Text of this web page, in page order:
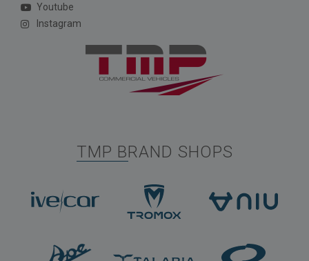
Youtube
Instagram
TMP BRAND SHOPS